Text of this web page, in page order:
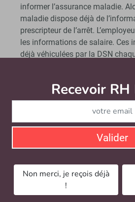
informer l’assurance maladie.
maladie dispose déjà de
prescripteur de l’arrêt.
les informations de salaire. Ces
déjà véhiculées par la DSN
cette simplification qui permettra
millions de signalements d’arrêt
Pour les 2 premiers sujets
intervenir d’ici 2027.
Pour la simplification de
Recevoir
Valider
Non merci, je reçois déjà
!